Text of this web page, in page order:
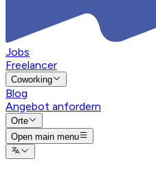
Jobs
Freelancer
Coworking
Blog
Angebot anfordern
Orte
Open main menu